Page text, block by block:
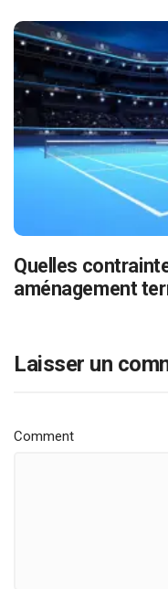
Quelles
aménagement
Laisser un
Comment